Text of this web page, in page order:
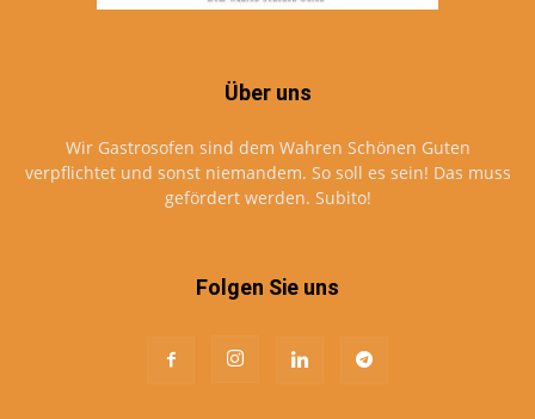
Über uns
Wir Gastrosofen sind dem Wahren Schönen Guten
verpflichtet und sonst niemandem. So soll es sein! Das muss
gefördert werden. Subito!
Folgen Sie uns